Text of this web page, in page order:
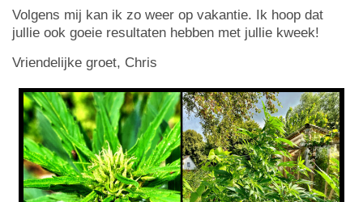
Volgens mij kan ik zo weer op vakantie. Ik hoop dat
jullie ook goeie resultaten hebben met jullie kweek!
Vriendelijke groet, Chris